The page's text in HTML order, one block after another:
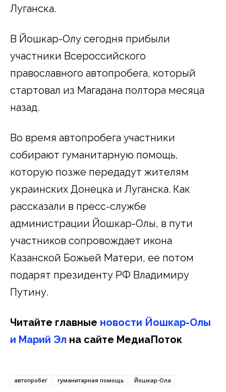
Луганска.
В Йошкар-Олу сегодня прибыли
участники Всероссийского
православного автопробега, который
стартовал из Магадана полтора месяца
назад.
Во время автопробега участники
собирают гуманитарную помощь,
которую позже передадут жителям
украинских Донецка и Луганска. Как
рассказали в пресс-службе
администрации Йошкар-Олы, в пути
участников сопровождает икона
Казанской Божьей Матери, ее потом
подарят президенту РФ Владимиру
Путину.
Читайте главные новости Йошкар-Олы
и Марий Эл на сайте МедиаПоток
автопробег гуманитарная помощь Йошкар-Ола